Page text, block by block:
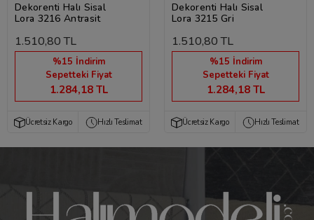
Dekorenti Halı Sisal
Lora 3216 Antrasit
1.510,80 TL
%15 İndirim
Sepetteki Fiyat
1.284,18 TL
Ücretsiz Kargo Hızlı Teslimat
Dekorenti Halı Sisal
Lora 3215 Gri
1.510,80 TL
%15 İndirim
Sepetteki Fiyat
1.284,18 TL
Ücretsiz Kargo Hızlı Teslimat